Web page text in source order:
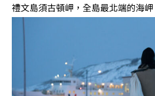
禮文島須古頓岬，全島最北端的海岬